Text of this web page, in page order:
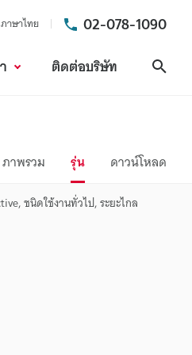
ภาษาไทย 02-078-1090
ติดต่อบริษัท
ภาพรวม รุ่น ดาวน์โหลด
ชนิดใช้งานทั่วไป, ระยะไกล